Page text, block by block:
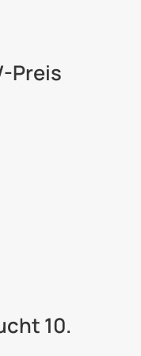
Preis
10.